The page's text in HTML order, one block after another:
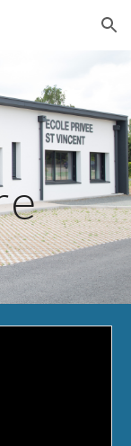
Skip to navigation